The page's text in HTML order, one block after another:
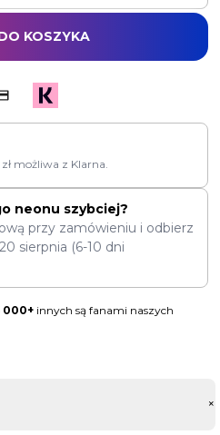
KOSZYKA
zł możliwa z Klarna.
neonu szybciej?
przy zamówieniu i odbierz
20 sierpnia (6-10 dni
000+ innych są fanami naszych
+